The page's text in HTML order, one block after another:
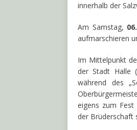
innerhalb der
Am Samstag,
aufmarschieren
Im Mittelpunkt
der Stadt Halle
während des
eigens zum Fest
der Brüderschaft